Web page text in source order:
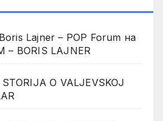
Lajner – POP Forum на
– BORIS LAJNER
STORIJA O VALJEVSKOJ